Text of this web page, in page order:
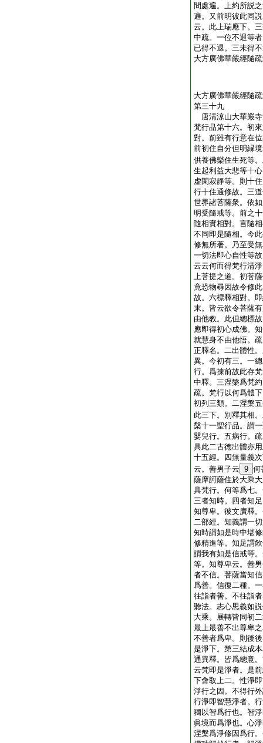
問處遍。上約所説
遍。又前明彼此同
云。此上瑞應下。
中疏。一位不退等
已得不退。三未得
大方廣佛華嚴經隨
大方廣佛華嚴經隨
第三十九
唐清涼山大華嚴
梵行品第十六。初
對。前雖有行意在
前初住自分但明縁
供養佛樂住生死等
生起利益大悲等十
虚閑寂靜等。則十
行十住通修故。三
世界諸菩薩衆。依
明受隨戒等。前之
隨相實相對。言隨
不同即是隨相。今
修無所著。乃至受
一切法即心自性等
云云何而得梵行清
上菩提之道。初菩
竟恐物尋因故令修
故。六標釋相對。
末。皆云欲令菩薩
由他教。此但總標
應即得初心成佛。
就慧身不由他悟。
正釋名。二出體性
異。今初有三。一
行。爲揀前故此存
中釋。三涅槃爲梵
疏。梵行以何爲體
初列三類。二涅槃
此三下。別釋其相
槃十一聖行品。謂
嬰兒行。五病行。
具此二古徳出體亦
十五經。四無量義
云。善男子云 9 何
薩摩訶薩住於大乘
具梵行。何等爲七
三者知時。四者知
知尊卑。彼文廣釋
二部經。知義謂一
知時謂如是時中堪
修精進等。知足謂
謂我有如是信戒等
等。知尊卑云。善
者不信。菩薩當知
爲善。信復二種。
往詣者善。不往詣
聽法。志心思義如
大乘。展轉皆同初
最上最善不出尊卑
不善者爲卑。則後
是淨下。第三結成
通異釋。皆爲總意
云梵即是淨者。是
下會取上二。性淨
淨行之因。不得行
行淨即智慧淨者。
獨以智爲行也。智
眞境而爲淨也。心
涅槃爲淨修因爲行